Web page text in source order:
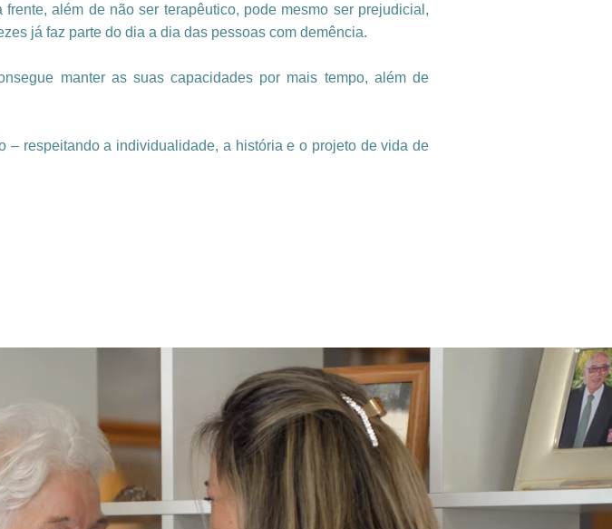
além de não ser terapêutico, pode mesmo ser prejudicial,
já faz parte do dia a dia das pessoas com demência.
manter as suas capacidades por mais tempo, além de
– respeitando a individualidade, a história e o projeto de vida de